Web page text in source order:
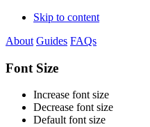
Skip to content
About Guides FAQs
Font Size
Increase font size
Decrease font size
Default font size